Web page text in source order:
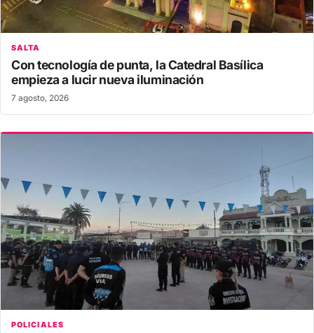
SALTA
Con tecnología de punta, la Catedral Basílica
empieza a lucir nueva iluminación
7 agosto, 2026
POLICIALES